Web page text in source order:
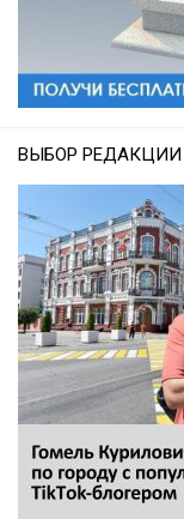
ВЫБОР РЕДАКЦИИ